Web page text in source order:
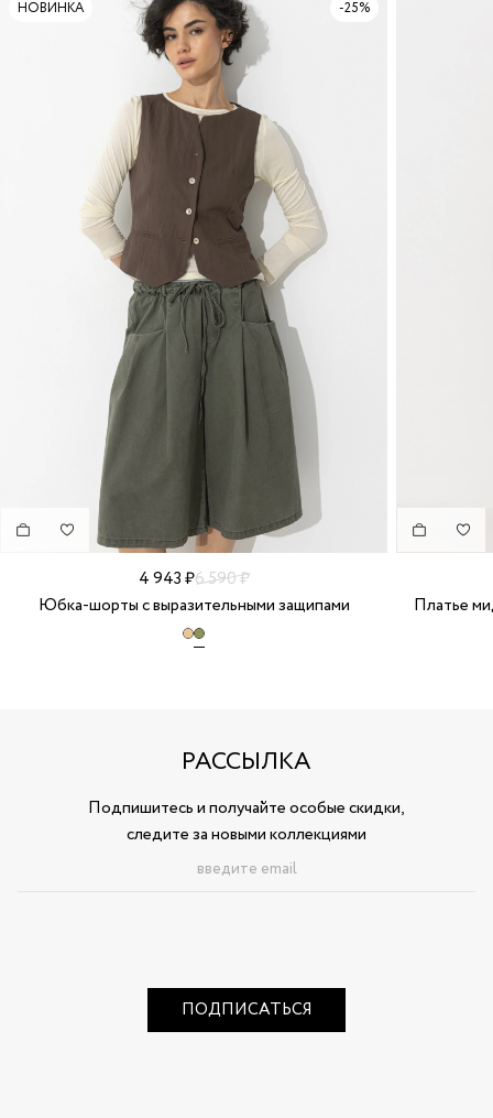
4 943 ₽6 590 ₽
Юбка-шорты с выразительными защипами
НОВИНКА -25%
Платье
РАССЫЛКА
Подпишитесь и получайте особые скидки,
следите за новыми коллекциями
ПОДПИСАТЬСЯ